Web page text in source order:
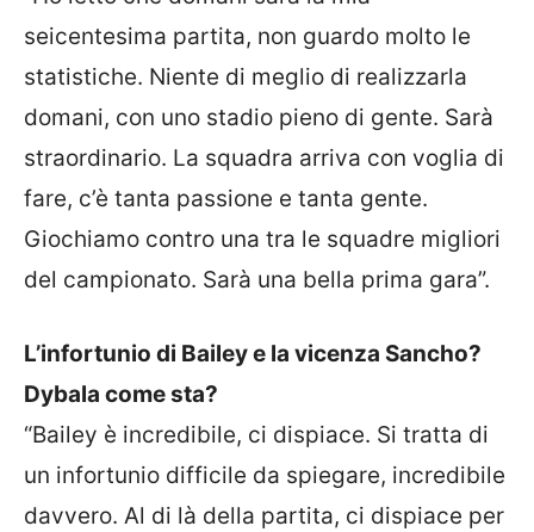
seicentesima partita, non guardo molto le
statistiche. Niente di meglio di realizzarla
domani, con uno stadio pieno di gente. Sarà
straordinario. La squadra arriva con voglia di
fare, c’è tanta passione e tanta gente.
Giochiamo contro una tra le squadre migliori
del campionato. Sarà una bella prima gara”.
L’infortunio di Bailey e la vicenza Sancho?
Dybala come sta?
“Bailey è incredibile, ci dispiace. Si tratta di
un infortunio difficile da spiegare, incredibile
davvero. Al di là della partita, ci dispiace per